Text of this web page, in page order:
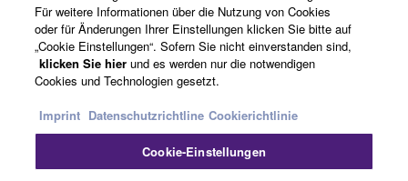
KontaktNutzungsbedingungenDatenschutzerklärung
Für weitere Informationen über die Nutzung von Cookies
oder für Änderungen Ihrer Einstellungen klicken Sie bitte auf
„Cookie Einstellungen“. Sofern Sie nicht einverstanden sind,
klicken Sie hier und es werden nur die notwendigen
Cookies und Technologien gesetzt.
Imprint Datenschutzrichtline Cookierichtlinie
Cookie-Einstellungen